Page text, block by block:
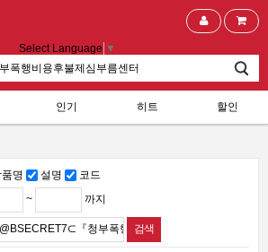
Select Language ▼
인기 히트 할인
명 설명
코드
~ 까지